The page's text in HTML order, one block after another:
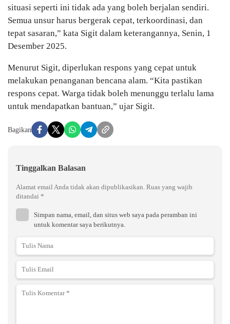
situasi seperti ini tidak ada yang boleh berjalan sendiri.
Semua unsur harus bergerak cepat, terkoordinasi, dan
tepat sasaran,” kata Sigit dalam keterangannya, Senin, 1
Desember 2025.
Menurut Sigit, diperlukan respons yang cepat untuk
melakukan penanganan bencana alam. “Kita pastikan
respons cepat. Warga tidak boleh menunggu terlalu lama
untuk mendapatkan bantuan,” ujar Sigit.
Bagikan
Tinggalkan Balasan
Alamat email Anda tidak akan dipublikasikan. Ruas yang wajib
ditandai *
Simpan nama, email, dan situs web saya pada peramban ini
untuk komentar saya berikutnya.